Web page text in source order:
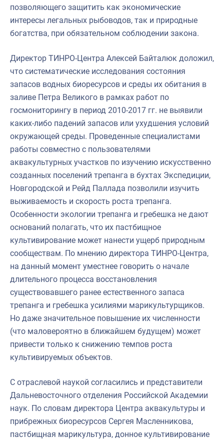
позволяющего защитить как экономические
интересы легальных рыбоводов, так и природные
богатства, при обязательном соблюдении закона.
Директор ТИНРО-Центра Алексей Байталюк доложил,
что систематические исследования состояния
запасов водных биоресурсов и среды их обитания в
заливе Петра Великого в рамках работ по
госмониторингу в период 2010-2017 гг. не выявили
каких-либо падений запасов или ухудшения условий
окружающей среды. Проведенные специалистами
работы совместно с пользователями
аквакультурных участков по изучению искусственно
созданных поселений трепанга в бухтах Экспедиции,
Новгородской и Рейд Паллада позволили изучить
выживаемость и скорость роста трепанга.
Особенности экологии трепанга и гребешка не дают
оснований полагать, что их пастбищное
культивирование может нанести ущерб природным
сообществам. По мнению директора ТИНРО-Центра,
на данный момент уместнее говорить о начале
длительного процесса восстановления
существовавшего ранее естественного запаса
трепанга и гребешка усилиями марикультурщиков.
Но даже значительное повышение их численности
(что маловероятно в ближайшем будущем) может
привести только к снижению темпов роста
культивируемых объектов.
С отраслевой наукой согласились и представители
Дальневосточного отделения Российской Академии
наук. По словам директора Центра аквакультуры и
прибрежных биоресурсов Сергея Масленникова,
пастбищная марикультура, донное культивирование